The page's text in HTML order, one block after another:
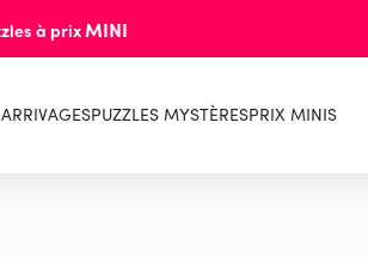
à prixMINI
PUZZLES MYSTÈRESPRIX MINIS